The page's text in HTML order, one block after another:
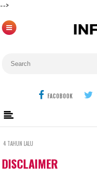
-->
FACOBOOK
4 TAHUN LALU
DISCLAIMER